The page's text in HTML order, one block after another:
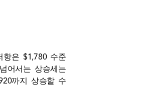
은 $1,780 수준
어서는 상승세는
까지 상승할 수